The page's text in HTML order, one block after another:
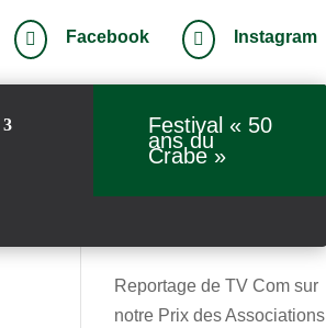
 Facebook  Instagram
Festival « 50
ans du
Crabe »
Reportage de TV Com sur
notre Prix des Associations